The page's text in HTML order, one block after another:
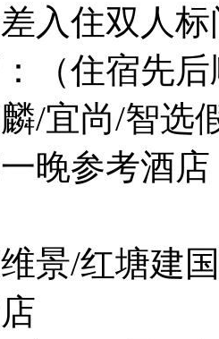
入住双人
（住宿先
/宜尚/智选
晚参考酒
景/红塘建